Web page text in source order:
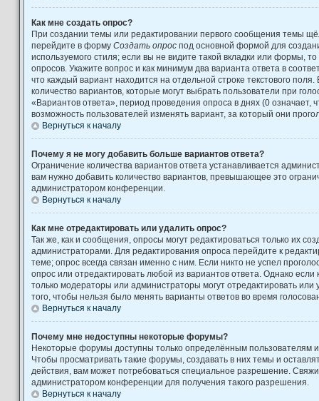
Как мне создать опрос?
При создании темы или редактировании первого сообщения темы
перейдите в форму Создать опрос под основной формой для
используемого стиля; если вы не видите такой вкладки или формы,
опросов. Укажите вопрос и как минимум два варианта ответа в
что каждый вариант находится на отдельной строке текстового
количество вариантов, которые могут выбрать пользователи при
«Вариантов ответа», период проведения опроса в днях (0 означает,
возможность пользователей изменять вариант, за который они
Вернуться к началу
Почему я не могу добавить больше вариантов ответа?
Ограничение количества вариантов ответа устанавливается
вам нужно добавить количество вариантов, превышающее это
администратором конференции.
Вернуться к началу
Как мне отредактировать или удалить опрос?
Так же, как и сообщения, опросы могут редактироваться только их
администраторами. Для редактирования опроса перейдите к
теме; опрос всегда связан именно с ним. Если никто не успел
опрос или отредактировать любой из вариантов ответа. Однако если
только модераторы или администраторы могут отредактировать или
того, чтобы нельзя было менять варианты ответов во время
Вернуться к началу
Почему мне недоступны некоторые форумы?
Некоторые форумы доступны только определённым пользователям
Чтобы просматривать такие форумы, создавать в них темы и
действия, вам может потребоваться специальное разрешение.
администратором конференции для получения такого разрешения.
Вернуться к началу